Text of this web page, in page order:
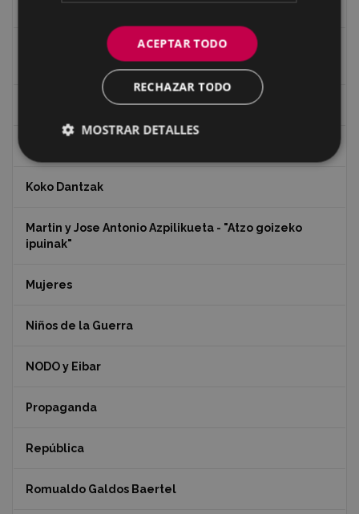
Ignacio Zuloaga (1870-2020)
Ignacio Zuloaga, cuadros del autor en las tiendas de
Indalecio Ojanguren Diputación de Gipuzkoa
Koko Dantzak
Martin y Jose Antonio Azpilikueta - "Atzo goizeko
ipuinak"
Mujeres
Niños de la Guerra
NODO y Eibar
Propaganda
República
Romualdo Galdos Baertel
ACEPTAR TODO
RECHAZAR TODO
MOSTRAR DETALLES